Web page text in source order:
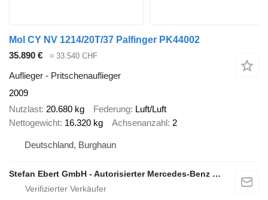
Mol CY NV 1214/20T/37 Palfinger PK44002
35.890 €
≈ 33.540 CHF
Auflieger - Pritschenauflieger
2009
Nutzlast 20.680 kg Federung Luft/Luft
Nettogewicht 16.320 kg Achsenanzahl 2
Deutschland, Burghaun
Stefan Ebert GmbH - Autorisierter Mercedes-Benz Servicepartner